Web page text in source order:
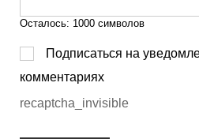
Осталось: 1000 символов
Подписаться на
комментариях
recaptcha_invisible